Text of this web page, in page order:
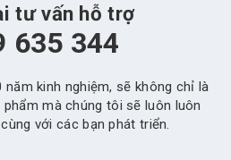
tư vấn hỗ trợ
635 344
kinh nghiệm, sẽ không chỉ là
mà chúng tôi sẽ luôn luôn
với các bạn phát triển.